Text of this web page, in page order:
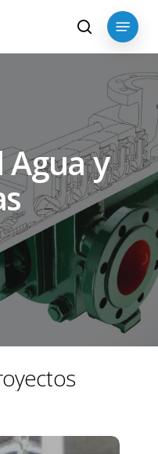
search
Menu
Agua y